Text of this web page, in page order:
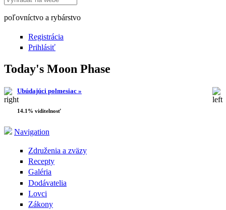
poľovníctvo a rybárstvo
Registrácia
Prihlásiť
Today's Moon Phase
Ubúdajúci polmesiac »
14.1% viditelnosť
Navigation
Združenia a zväzy
Recepty
Galéria
Dodávatelia
Lovci
Zákony